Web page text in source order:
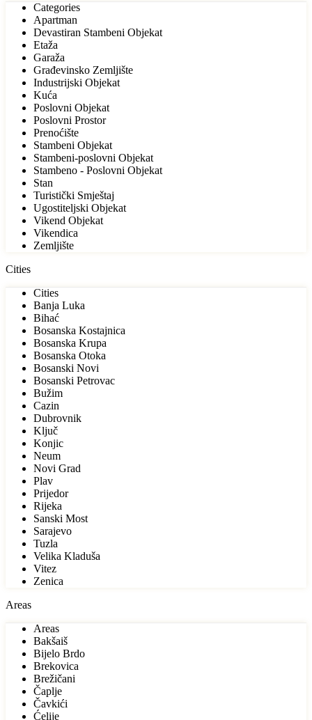
Categories
Apartman
Devastiran Stambeni Objekat
Etaža
Garaža
Građevinsko Zemljište
Industrijski Objekat
Kuća
Poslovni Objekat
Poslovni Prostor
Prenoćište
Stambeni Objekat
Stambeni-poslovni Objekat
Stambeno - Poslovni Objekat
Stan
Turistički Smještaj
Ugostiteljski Objekat
Vikend Objekat
Vikendica
Zemljište
Cities
Cities
Banja Luka
Bihać
Bosanska Kostajnica
Bosanska Krupa
Bosanska Otoka
Bosanski Novi
Bosanski Petrovac
Bužim
Cazin
Dubrovnik
Ključ
Konjic
Neum
Novi Grad
Plav
Prijedor
Rijeka
Sanski Most
Sarajevo
Tuzla
Velika Kladuša
Vitez
Zenica
Areas
Areas
Bakšaiš
Bijelo Brdo
Brekovica
Brežičani
Čaplje
Čavkići
Ćelije